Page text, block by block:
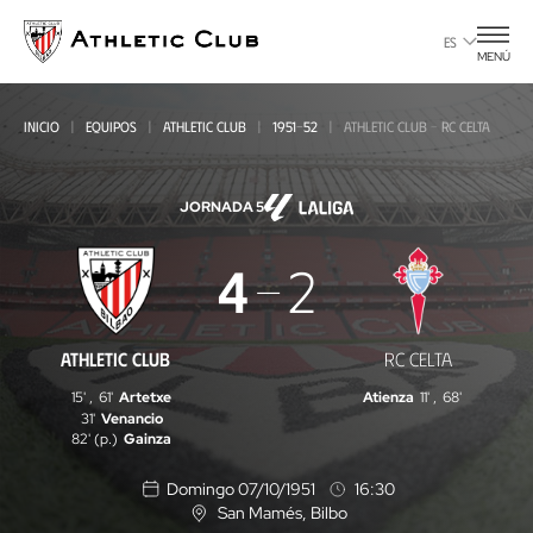
contenido
principal
ES
MENÚ
INICIO EQUIPOS ATHLETIC CLUB 1951-52 ATHLETIC CLUB - RC CELTA
JORNADA 5
Athletic
Club
-
RC
Celta
ATHLETIC CLUB
4 2
RC CELTA
15' , 61' Artetxe
31' Venancio
82' (p.) Gainza
Atienza 11' , 68'
Domingo 07/10/1951
16:30
U
San Mamés , Bilbo